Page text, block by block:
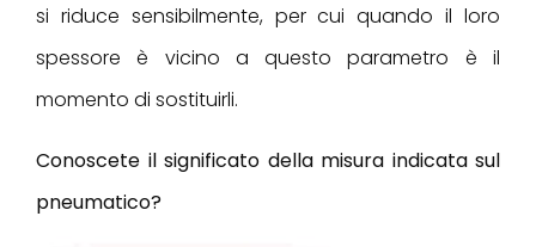
si riduce sensibilmente, per cui quando il loro
spessore è vicino a questo parametro è il
momento di sostituirli.
Conoscete il significato della misura indicata sul
pneumatico?